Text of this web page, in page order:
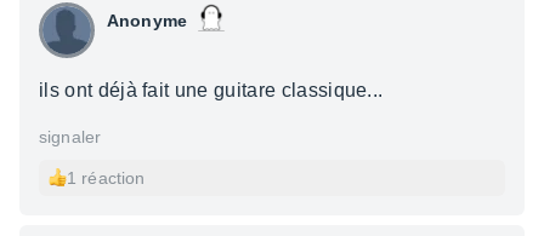
Anonyme
ils ont déjà fait une guitare classique...
signaler
1 réaction